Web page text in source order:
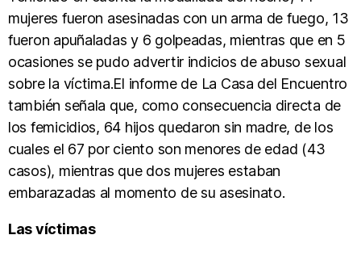
mujeres fueron asesinadas con un arma de fuego, 13
fueron apuñaladas y 6 golpeadas, mientras que en 5
ocasiones se pudo advertir indicios de abuso sexual
sobre la víctima.El informe de La Casa del Encuentro
también señala que, como consecuencia directa de
los femicidios, 64 hijos quedaron sin madre, de los
cuales el 67 por ciento son menores de edad (43
casos), mientras que dos mujeres estaban
embarazadas al momento de su asesinato.
Las víctimas